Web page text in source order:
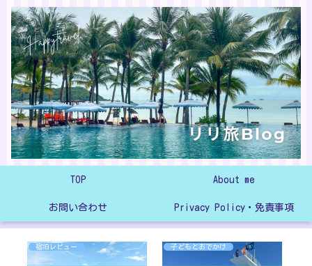
TOP About me
お問い合わせ Privacy Policy・免責事項
宿泊レビュー 子どもとおでかけ